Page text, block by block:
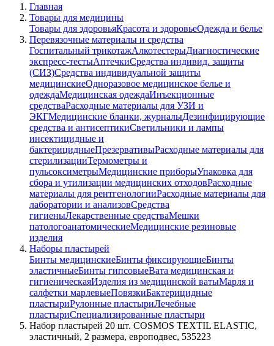
Главная
Товары для медицины
Товары для здоровьяКрасота и здоровьеОдежда и белье
Перевязочные материалы и средства
Госпитальный трикотажАлкотестерыДиагностические
экспресс-тестыАптечкиСредства индивид. защиты
(СИЗ)Средства индивидуальной защиты
медицинскиеОдноразовое медицинское белье и
одеждаМедицинская одеждаИнъекционные
средстваРасходные материалы для УЗИ и
ЭКГМедицинские бланки, журналыДезинфицирующие
средства и антисептикиСветильники и лампы
инсектицидные и
бактерицидныеПрезервативыРасходные материалы для
стерилизацииТермометры и
пульсоксиметрыМедицинские приборыУпаковка для
сбора и утилизации медицинских отходовРасходные
материалы для рентгенологииРасходные материалы для
лаборатории и анализовСредства
гигиеныЛекарственные средстваМешки
патологоанатомическиеМедицинские резиновые
изделия
Наборы пластырей
Бинты медицинскиеБинты фиксирующиеБинты
эластичныеБинты гипсовыеВата медицинская и
гигиеническаяИзделия из медицинской ватыМарля и
салфетки марлевыеПовязкиБактерицидные
пластыриРулонные пластыриЛечебные
пластыриСпециализированные пластыри
Набор пластырей 20 шт. COSMOS TEXTIL ELASTIC,
эластичный, 2 размера, европодвес, 535223